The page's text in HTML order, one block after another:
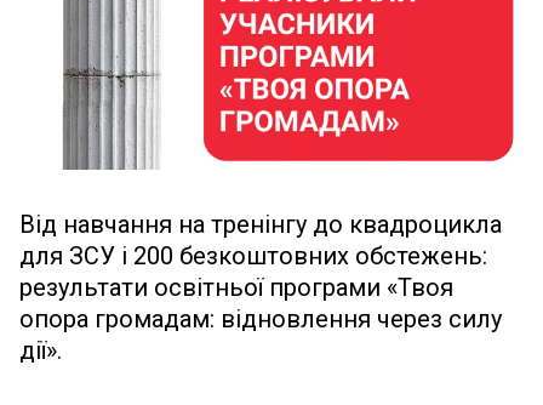
Від навчання на тренінгу до квадроцикла
для ЗСУ і 200 безкоштовних обстежень:
результати освітньої програми «Твоя
опора громадам: відновлення через силу
дії».